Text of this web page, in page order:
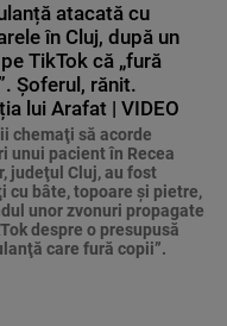
atacată cu
în Cluj, după un
TikTok că „fură
Șoferul, rănit.
lui Arafat | VIDEO
chemaţi să acorde
unui pacient în Recea
judeţul Cluj, au fost
cu bâte, topoare şi pietre,
unor zvonuri propagate
despre o presupusă
care fură copii”.